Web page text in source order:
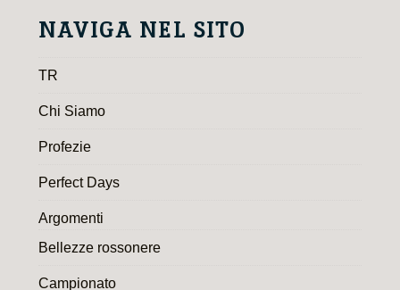
NAVIGA NEL SITO
TR
Chi Siamo
Profezie
Perfect Days
Argomenti
Bellezze rossonere
Campionato